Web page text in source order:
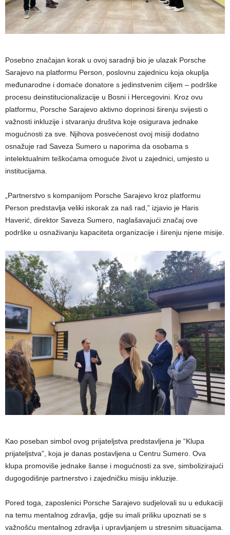
Posebno značajan korak u ovoj saradnji bio je ulazak Porsche
Sarajevo na platformu Person, poslovnu zajednicu koja okuplja
međunarodne i domaće donatore s jedinstvenim ciljem – podrške
procesu deinstitucionalizacije u Bosni i Hercegovini. Kroz ovu
platformu, Porsche Sarajevo aktivno doprinosi širenju svijesti o
važnosti inkluzije i stvaranju društva koje osigurava jednake
mogućnosti za sve. Njihova posvećenost ovoj misiji dodatno
osnažuje rad Saveza Sumero u naporima da osobama s
intelektualnim teškoćama omoguće život u zajednici, umjesto u
institucijama.
„Partnerstvo s kompanijom Porsche Sarajevo kroz platformu
Person predstavlja veliki iskorak za naš rad,” izjavio je Haris
Haverić, direktor Saveza Sumero, naglašavajući značaj ove
podrške u osnaživanju kapaciteta organizacije i širenju njene misije.
Kao poseban simbol ovog prijateljstva predstavljena je “Klupa
prijateljstva”, koja je danas postavljena u Centru Sumero. Ova
klupa promoviše jednake šanse i mogućnosti za sve, simbolizirajući
dugogodišnje partnerstvo i zajedničku misiju inkluzije.
Pored toga, zaposlenici Porsche Sarajevo sudjelovali su u edukaciji
na temu mentalnog zdravlja, gdje su imali priliku upoznati se s
važnošću mentalnog zdravlja i upravljanjem u stresnim situacijama.